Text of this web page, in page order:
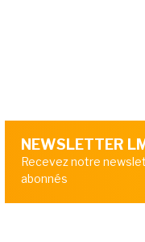
NEWSLETTER LMI
Recevez notre
abonnés